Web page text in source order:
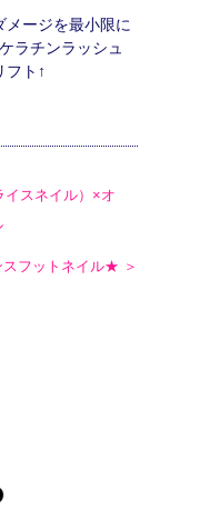
メージを最小限に
ラチンラッシュ
フト↑
イスネイル）×オ
フットネイル★ ＞